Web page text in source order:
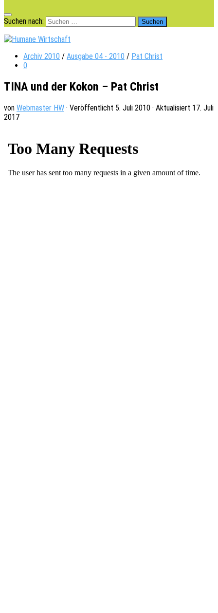
Suchen nach:
Archiv 2010 / Ausgabe 04 - 2010 / Pat Christ
0
TINA und der Kokon – Pat Christ
von Webmaster HW · Veröffentlicht 5. Juli 2010 · Aktualisiert 17. Juli
2017